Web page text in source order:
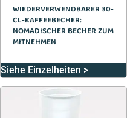
WIEDERVERWENDBARER 30-
CL-KAFFEEBECHER:
NOMADISCHER BECHER ZUM
MITNEHMEN
Siehe Einzelheiten >